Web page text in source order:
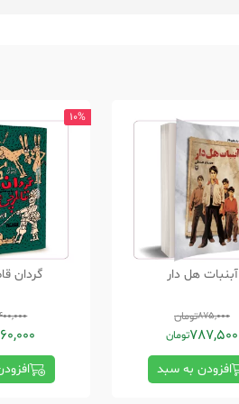
آبنبات هل دار
875,000تومان
787,500تومان
افزودن به سبد
10%
گردان